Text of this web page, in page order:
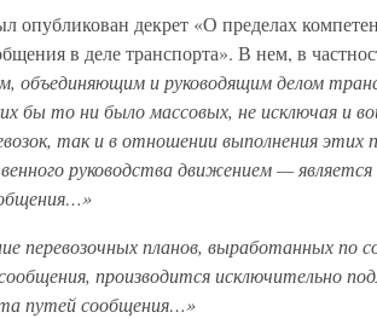
опубликован декрет «О пределах
в деле транспорта». В нем, в
объединяющим и руководящим делом
бы то ни было массовых, не исключая и
так и в отношении выполнения этих
руководства движением —
перевозочных планов, выработанных по
производится исключительно
путей сообщения…»